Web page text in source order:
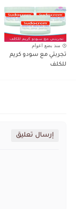
منذ بضع اعوام
تجربتي مع سودو كريم
للكلف
إرسال تعليق